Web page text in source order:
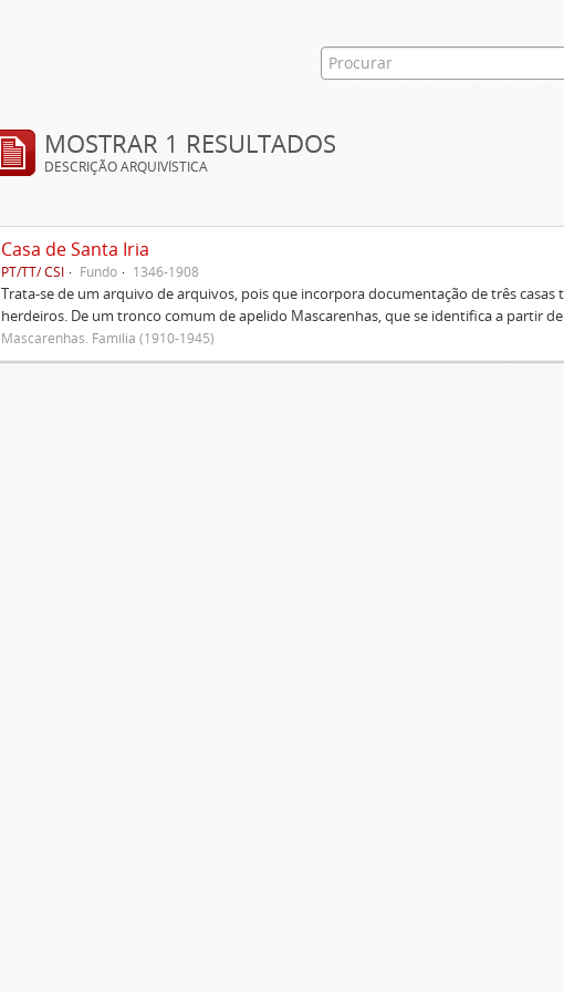
MOSTRAR 1 RESULTADOS
DESCRIÇÃO ARQUIVÍSTICA
Casa de Santa Iria
PT/TT/ CSI Fundo 1346-1908
Trata-se de um arquivo de arquivos, pois que incorpora documentação de três
herdeiros. De um tronco comum de apelido Mascarenhas, que se identifica a partir
Mascarenhas. Família (1910-1945)